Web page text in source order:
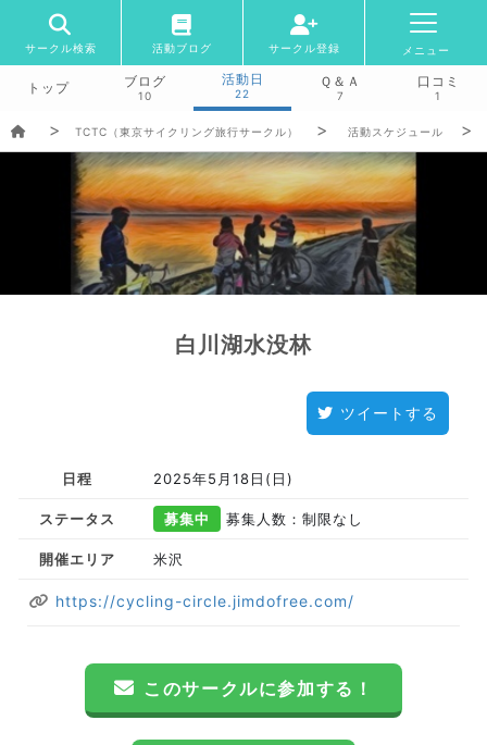
サークル検索 活動ブログ サークル登録 メニュー
トップ ブログ
10
活動日
22
Ｑ＆Ａ
7
口コミ
1
TCTC（東京サイクリング旅行サークル） 活動スケジュール
白川湖水没林
ツイートする
日程 2025年5月18日(日)
ステータス 募集中 募集人数：制限なし
開催エリア 米沢
https://cycling-circle.jimdofree.com/
このサークルに参加する！